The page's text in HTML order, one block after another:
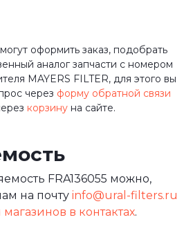
оформить заказ, подобрать
аналог запчасти с номером
MAYERS FILTER, для этого вы
через форму обратной связи
корзину на сайте.
FRA136055 можно,
на почту info@ural-filters.ru
в контактах.